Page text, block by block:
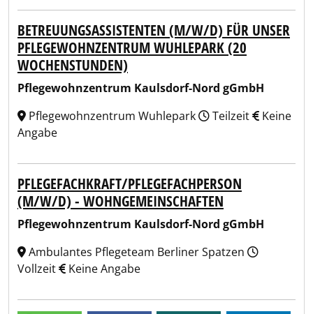
BETREUUNGSASSISTENTEN (M/W/D) FÜR UNSER
PFLEGEWOHNZENTRUM WUHLEPARK (20
WOCHENSTUNDEN)
Pflegewohnzentrum Kaulsdorf-Nord gGmbH
Pflegewohnzentrum Wuhlepark
Teilzeit
Keine
Angabe
PFLEGEFACHKRAFT/PFLEGEFACHPERSON
(M/W/D) - WOHNGEMEINSCHAFTEN
Pflegewohnzentrum Kaulsdorf-Nord gGmbH
Ambulantes Pflegeteam Berliner Spatzen
Vollzeit
Keine Angabe